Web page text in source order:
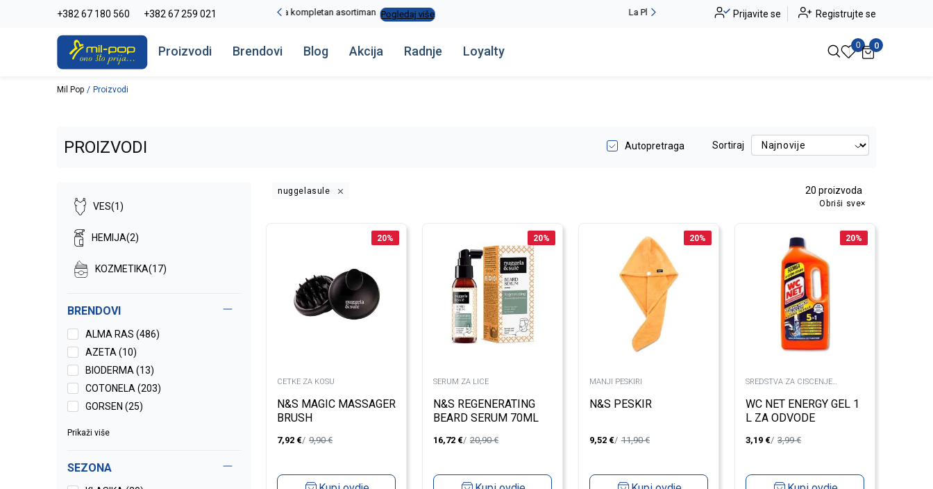
+382 67 180 560 +382 67 259 021
-20% na kompletan asortiman Pogledaj više Alma Ras do -50% Pogledaj više
Prijavite se Registrujte se
Proizvodi Brendovi Blog Akcija Radnje Loyalty 0 0
Mil Pop Proizvodi
PROIZVODI Autopretraga Sortiraj
VES(1)
HEMIJA(2)
KOZMETIKA(17)
BRENDOVI
ALMA RAS (486)
AZETA (10)
BIODERMA (13)
COTONELA (203)
GORSEN (25)
Prikaži više
SEZONA
nuggelasule 20 proizvoda
Obriši sve
20%
CETKE ZA KOSU
N&S MAGIC MASSAGER
BRUSH
7,92 € 9,90€
20%
SERUM ZA LICE
N&S REGENERATING
BEARD SERUM 70ML
16,72 € 20,90€
20%
MANJI PESKIRI
N&S PESKIR
9,52 € 11,90€
20%
SREDSTVA ZA CISCENJE
ODVODA
WC NET ENERGY GEL 1
L ZA ODVODE
3,19 € 3,99€